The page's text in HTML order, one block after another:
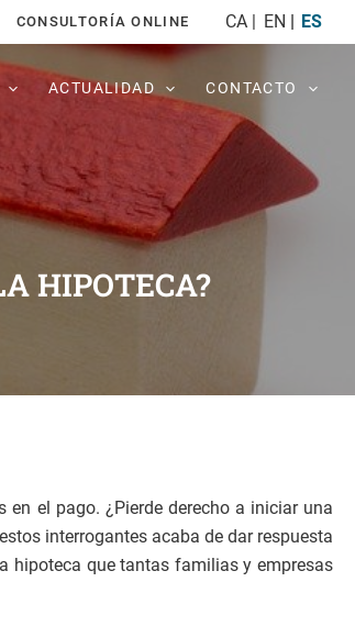
CONSULTORÍA ONLINE CA EN ES
ACTUALIDAD CONTACTO
HIPOTECA?
el pago. ¿Pierde derecho a iniciar una
interrogantes acaba de dar respuesta
hipoteca que tantas familias y empresas